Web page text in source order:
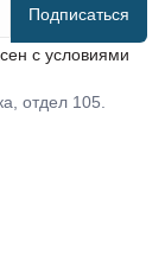
Подписаться
с условиями
отдел 105.